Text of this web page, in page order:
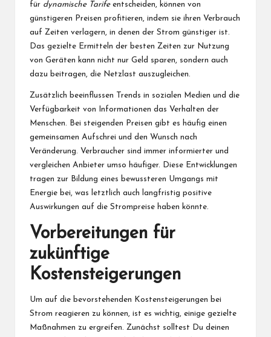
für dynamische Tarifeentscheiden, können von
günstigeren Preisen profitieren, indem sie ihren Verbrauch
auf Zeiten verlagern, in denen der Strom günstiger ist.
Das gezielte Ermitteln der besten Zeiten zur Nutzung
von Geräten kann nicht nur Geld sparen, sondern auch
dazu beitragen, die Netzlast auszugleichen.
Zusätzlich beeinflussen Trends in sozialen Medien und die
Verfügbarkeit von Informationen das Verhalten der
Menschen. Bei steigenden Preisen gibt es häufig einen
gemeinsamen Aufschrei und den Wunsch nach
Veränderung. Verbraucher sind immer informierter und
vergleichen Anbieter umso häufiger. Diese Entwicklungen
tragen zur Bildung eines bewussteren Umgangs mit
Energie bei, was letztlich auch langfristig positive
Auswirkungen auf die Strompreise haben könnte.
Vorbereitungen für
zukünftige
Kostensteigerungen
Um auf die bevorstehenden Kostensteigerungen bei
Strom reagieren zu können, ist es wichtig, einige gezielte
Maßnahmen zu ergreifen. Zunächst solltest Du deinen